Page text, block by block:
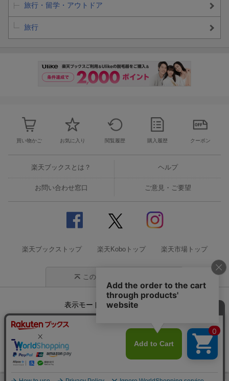
旅行・留学・アウトドア
旅行
買い物かご お気に入り 閲覧履歴 購入履歴 クーポン
楽天ブックスとは？ ヘルプ
お問い合わせ窓口 ご意見・ご要望
楽天ブックストップ 楽天Koboトップ 楽天市場トップ
このページの先頭に戻る
表示モード モバイル
企業情報 個人情報保護方針